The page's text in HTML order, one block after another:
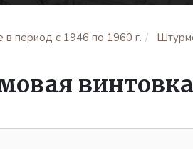
период с 1946 по 1960 г.
винтовка